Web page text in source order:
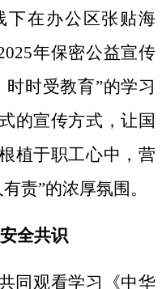
下在办公区张贴海
年保密公益宣传
时受教育”的学习
的宣传方式，让国
植于职工心中，营
责”的浓厚氛围。
全共识
同观看学习《中华